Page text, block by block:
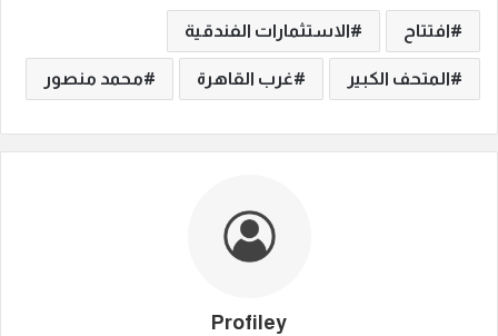
افتتاح الاستثمارات الفندقية
المتحف الكبير غرب القاهرة محمد منصور
Profiley